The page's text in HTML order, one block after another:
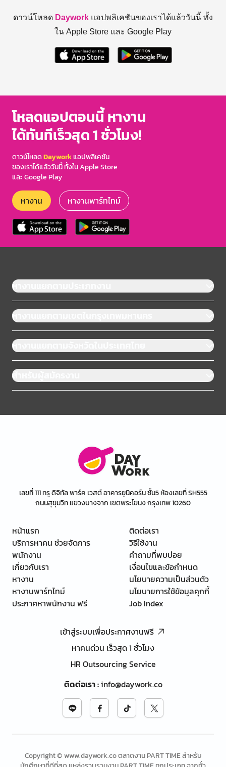
ดาวน์โหลด Daywork แอปพลิเคชันของเราได้แล้ววันนี้ ทั้ง
ใน Apple Store และ Google Play
โหลดแอปตอนนี้ หางาน
ได้ทันทีเร็วสุด 1 ชั่วโมง!
ดาวน์โหลดDayworkแอปพลิเคชัน
ของเราได้แล้ววันนี้ ทั้งใน Apple Store
และ Google Play
หางาน หางานพาร์ทไทม์
หางานแยกตามประเภทงาน
หางานแยกตามเขตในกรุงเทพมหานคร
หางานแยกตามจังหวัดในประเทศไทย
สำหรับผู้สมัครงาน
เลขที่ 111 ทรู ดิจิทัล พาร์ค เวสต์ อาคารยูนิคอร์น ชั้น5 ห้องเลขที่ SH555
ถนนสุขุมวิท แขวงบางจาก เขตพระโขนง กรุงเทพ 10260
หน้าแรก
บริการหาคน ช่วยจัดการ
พนักงาน
เกี่ยวกับเรา
หางาน
หางานพาร์ทไทม์
ประกาศหาพนักงาน ฟรี
ติดต่อเรา
วิธีใช้งาน
คำถามที่พบบ่อย
เงื่อนไขและข้อกำหนด
นโยบายความเป็นส่วนตัว
นโยบายการใช้ข้อมูลคุกกี้
Job Index
เข้าสู่ระบบเพื่อประกาศงานฟรี
หาคนด่วน เร็วสุด 1 ชั่วโมง
HR Outsourcing Service
ติดต่อเรา:info@daywork.co
Copyright © www.daywork.co ตลาดงาน PART TIME สำหรับ